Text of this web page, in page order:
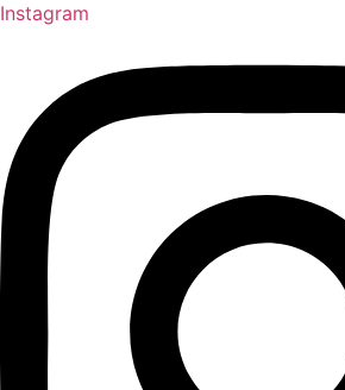
Instagram